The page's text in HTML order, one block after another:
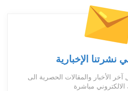
نشرتنا الإخبارية
الأخبار والمقالات الحصرية الى
الالكتروني مباشرة